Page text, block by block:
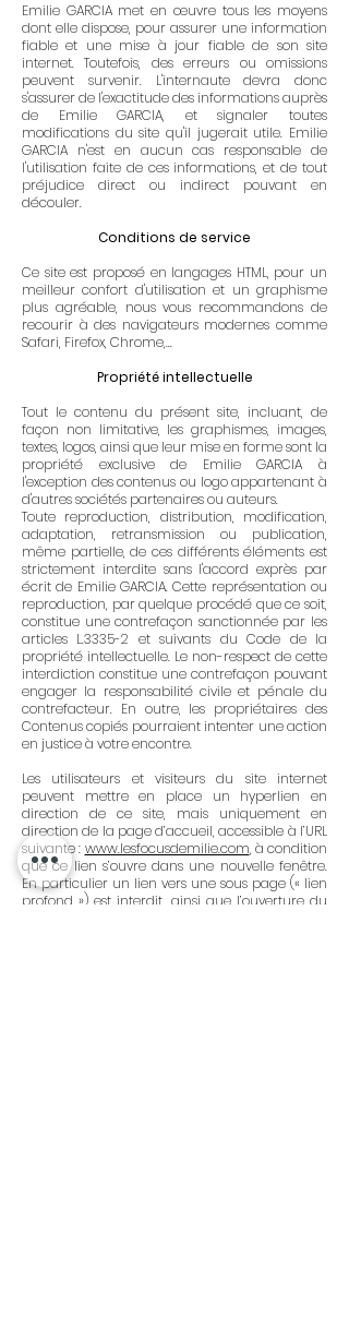
Emilie GARCIA met en œuvre tous les moyens
dont elle dispose, pour assurer une information
fiable et une mise à jour fiable de son site
internet. Toutefois, des erreurs ou omissions
peuvent survenir. L'internaute devra donc
s'assurer de l'exactitude des informations auprès
de Emilie GARCIA, et signaler toutes
modifications du site qu'il jugerait utile. Emilie
GARCIA n'est en aucun cas responsable de
l'utilisation faite de ces informations, et de tout
préjudice direct ou indirect pouvant en
découler.
Conditions de service
Ce site est proposé en langages HTML, pour un
meilleur confort d'utilisation et un graphisme
plus agréable, nous vous recommandons de
recourir à des navigateurs modernes comme
Safari, Firefox, Chrome,...
Propriété intellectuelle
Tout le contenu du présent site, incluant, de
façon non limitative, les graphismes, images,
textes, logos, ainsi que leur mise en forme sont la
propriété exclusive de Emilie GARCIA à
l'exception des contenus ou logo appartenant à
d'autres sociétés partenaires ou auteurs.
Toute reproduction, distribution, modification,
adaptation, retransmission ou publication,
même partielle, de ces différents éléments est
strictement interdite sans l'accord exprès par
écrit de Emilie GARCIA. Cette représentation ou
reproduction, par quelque procédé que ce soit,
constitue une contrefaçon sanctionnée par les
articles L.3335-2 et suivants du Code de la
propriété intellectuelle. Le non-respect de cette
interdiction constitue une contrefaçon pouvant
engager la responsabilité civile et pénale du
contrefacteur. En outre, les propriétaires des
Contenus copiés pourraient intenter une action
en justice à votre encontre.
Les utilisateurs et visiteurs du site internet
peuvent mettre en place un hyperlien en
direction de ce site, mais uniquement en
direction de la page d’accueil, accessible à l’URL
suivante : www.lesfocusdemilie.com, à condition
que ce lien s’ouvre dans une nouvelle fenêtre.
En particulier un lien vers une sous page (« lien
profond ») est interdit, ainsi que l’ouverture du